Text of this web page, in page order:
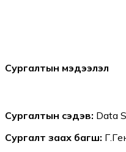
Сургалтын мэдээлэл
Сургалтын сэдэв: Data
Сургалт заах багш: